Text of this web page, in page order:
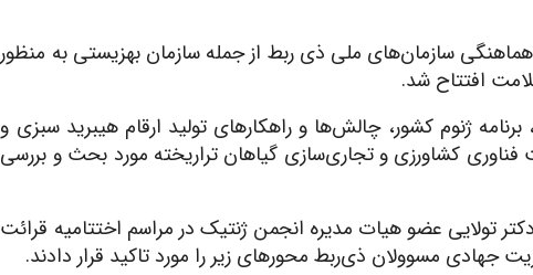
هماهنگی سازمان‌های ملی ذی ربط از جمله سازمان بهزیستی به منظور
افتتاح شد.
ژنوم کشور، چالش‌ها و راهکارهای تولید ارقام هیبرید سبزی و
کشاورزی و تجاری‌سازی گیاهان تراریخته مورد بحث و بررسی
تولایی عضو هیات مدیره انجمن ژنتیک در مراسم اختتامیه قرائت
جهادی مسوولان ذی‌ربط محورهای زیر را مورد تاکید قرار دادند.